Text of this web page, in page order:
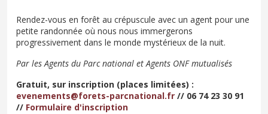
Rendez-vous en forêt au crépuscule avec un agent pour une
petite randonnée où nous nous immergerons
progressivement dans le monde mystérieux de la nuit.
Par les Agents du Parc national et Agents ONF mutualisés
Gratuit, sur inscription (places limitées) :
evenements@forets-parcnational.fr // 06 74 23 30 91
// Formulaire d'inscription